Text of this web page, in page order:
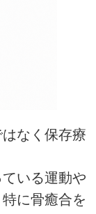
なく保存療
いる運動や
に骨癒合を